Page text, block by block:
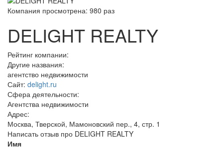
Компания просмотрена: 980 раз
DELIGHT REALTY
Рейтинг компании:
Другие названия:
агентство недвижимости
Сайт: delight.ru
Сфера деятельности:
Агентства недвижимости
Адрес:
Москва, Тверской, Мамоновский пер., 4, стр. 1
Написать отзыв про DELIGHT REALTY
Имя